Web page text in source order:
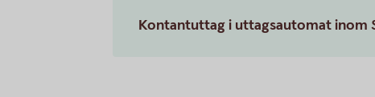
Kontantuttag i uttagsautomat inom